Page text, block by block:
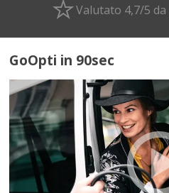
Valutato 4,7/5
GoOpti in 90sec